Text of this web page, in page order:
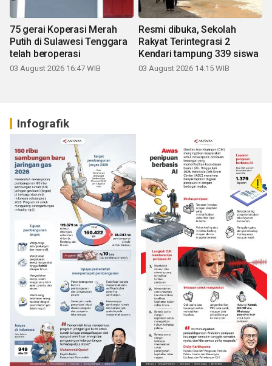
75 gerai Koperasi Merah
Putih di Sulawesi Tenggara
telah beroperasi
03 August 2026 16:47 WIB
Resmi dibuka, Sekolah
Rakyat Terintegrasi 2
Kendari tampung 339 siswa
03 August 2026 14:15 WIB
Infografik